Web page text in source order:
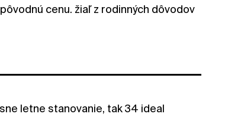
cenu. žiaľ z rodinných dôvodov
letne stanovanie, tak 34 ideal